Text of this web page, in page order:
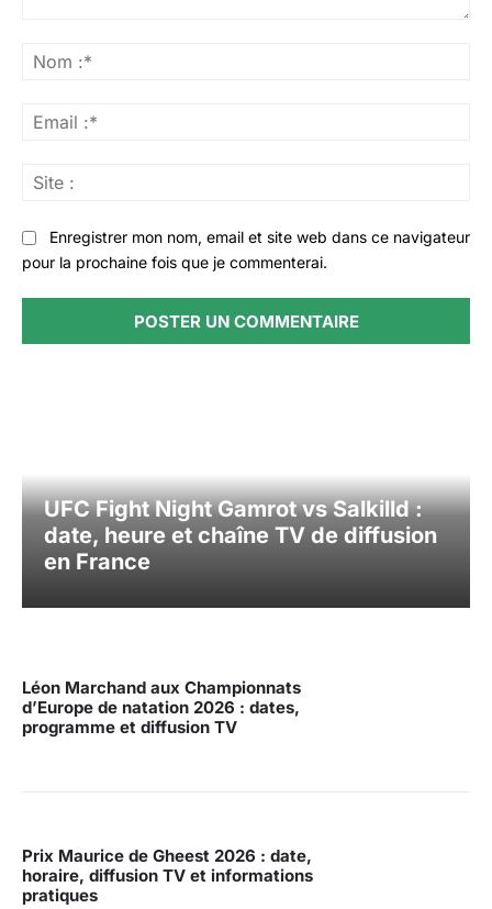
Enregistrer mon nom, email et site web dans ce navigateur
pour la prochaine fois que je commenterai.
UFC Fight Night Gamrot vs Salkilld :
date, heure et chaîne TV de diffusion
en France
Léon Marchand aux Championnats
d’Europe de natation 2026 : dates,
programme et diffusion TV
Prix Maurice de Gheest 2026 : date,
horaire, diffusion TV et informations
pratiques